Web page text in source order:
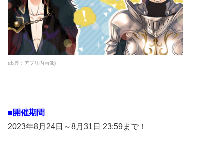
(出典：アプリ内画像)
■開催期間
2023年8月24日～8月31日 23:59まで！